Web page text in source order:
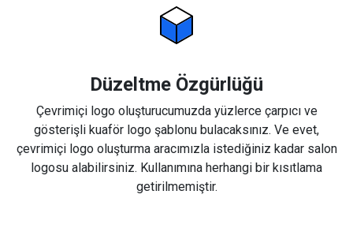
Düzeltme Özgürlüğü
Çevrimiçi logo oluşturucumuzda yüzlerce çarpıcı ve
gösterişli kuaför logo şablonu bulacaksınız. Ve evet,
çevrimiçi logo oluşturma aracımızla istediğiniz kadar salon
logosu alabilirsiniz. Kullanımına herhangi bir kısıtlama
getirilmemiştir.